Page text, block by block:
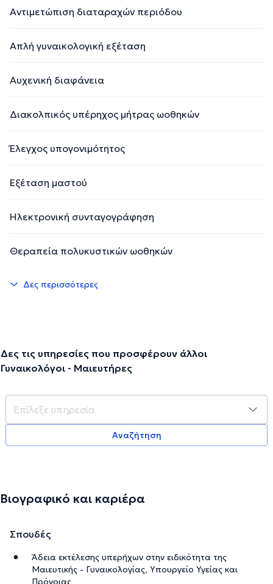
Αντιμετώπιση διαταραχών περιόδου
Απλή γυναικολογική εξέταση
Αυχενική διαφάνεια
Διακολπικός υπέρηχος μήτρας ωοθηκών
Έλεγχος υπογονιμότητος
Εξέταση μαστού
Ηλεκτρονική συνταγογράφηση
Θεραπεία πολυκυστικών ωοθηκών
Δες περισσότερες
Δες τις υπηρεσίες που προσφέρουν άλλοι
Γυναικολόγοι - Μαιευτήρες
Αναζήτηση
Βιογραφικό και καριέρα
Σπουδές
Άδεια εκτέλεσης υπερήχων στην ειδικότητα της
Μαιευτικής - Γυναικολογίας, Υπουργείο Υγείας και
Πρόνοιας